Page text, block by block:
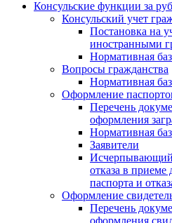
Консульские функции за
Консульский учет
Постановка на
иностранными
Нормативная
Вопросы гражданства
Нормативная
Оформление
Перечень
оформления
Нормативная
Заявители
Исчерпывающий
отказа в
паспорта и
Оформление
Перечень
оформления